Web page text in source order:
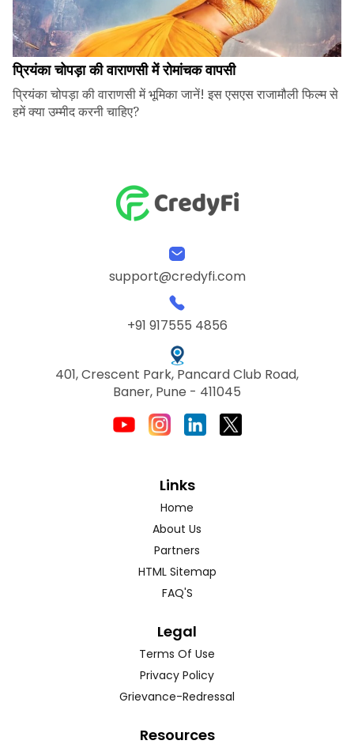
प्रियंका चोपड़ा की वाराणसी में रोमांचक वापसी
प्रियंका चोपड़ा की वाराणसी में भूमिका जानें! इस एसएस राजामौली फिल्म से
हमें क्या उम्मीद करनी चाहिए?
support@credyfi.com
+91 917555 4856
401, Crescent Park, Pancard Club Road,
Baner, Pune - 411045
Links
Home
About Us
Partners
HTML Sitemap
FAQ'S
Legal
Terms Of Use
Privacy Policy
Grievance-Redressal
Resources